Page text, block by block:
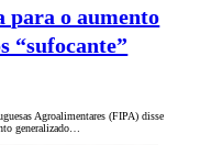
para o aumento
“sufocante”
Agroalimentares (FIPA) disse
generalizado…